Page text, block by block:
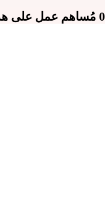
0 مُساهم عمل على هذه الصفحة